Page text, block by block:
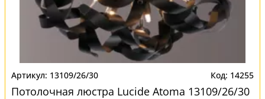
13109/26/30 14255
Потолочная люстра Lucide Atoma 13109/26/30